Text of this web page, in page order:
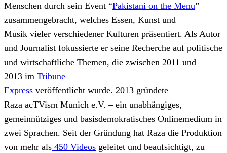
Menschen durch sein Event “Pakistani on the Menu”
zusammengebracht, welches Essen, Kunst und
Musik vieler verschiedener Kulturen präsentiert. Als Autor
und Journalist fokussierte er seine Recherche auf politische
und wirtschaftliche Themen, die zwischen 2011 und
2013 im Tribune
Express veröffentlicht wurde. 2013 gründete
Raza acTVism Munich e.V. – ein unabhängiges,
gemeinnütziges und basisdemokratisches Onlinemedium in
zwei Sprachen. Seit der Gründung hat Raza die Produktion
von mehr als 450 Videos geleitet und beaufsichtigt, zu